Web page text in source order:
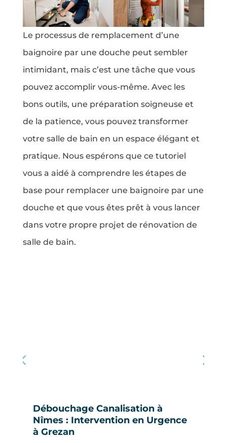
Le processus de remplacement d’une
baignoire par une douche peut sembler
intimidant, mais c’est une tâche que vous
pouvez accomplir vous-même. Avec les
bons outils, une préparation soigneuse et
de la patience, vous pouvez transformer
votre salle de bain en un espace élégant et
pratique. Nous espérons que ce tutoriel
vous a aidé à comprendre les étapes de
base pour remplacer une baignoire par une
douche et que vous êtes prêt à vous lancer
dans votre propre projet de rénovation de
salle de bain.
Débouchage Canalisation à
Nîmes : Intervention en Urgence
à Grezan